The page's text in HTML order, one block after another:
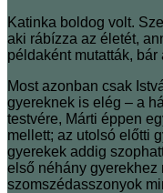
Katinka boldog volt.
aki rábízza az életét,
példaként mutatták,
Most azonban csak
gyereknek is elég – a
testvére, Márti éppen
mellett; az utolsó előtti
gyerekek addig
első néhány gyerekhez
szomszédasszonyok